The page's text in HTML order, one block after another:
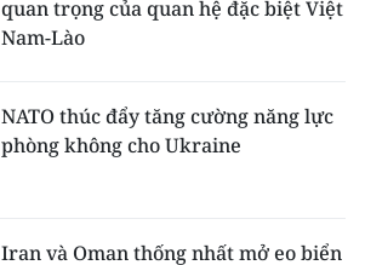
quan trọng của quan hệ đặc biệt Việt
Nam-Lào
NATO thúc đẩy tăng cường năng lực
phòng không cho Ukraine
Iran và Oman thống nhất mở eo biển